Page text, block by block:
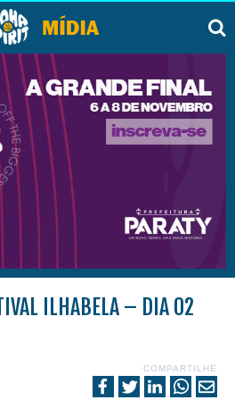
ILHABELA – DIA 02
COMPARTILHE